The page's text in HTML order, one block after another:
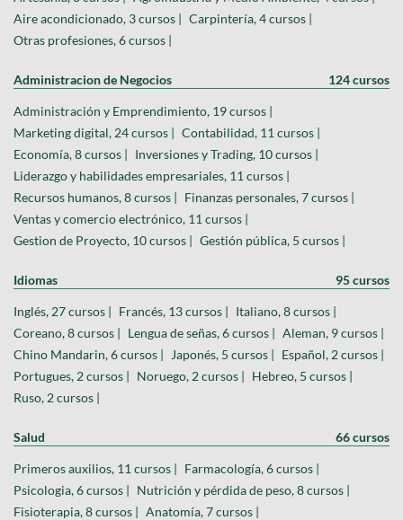
Aire acondicionado, 3 cursos | Carpintería, 4 cursos |
Otras profesiones, 6 cursos |
Administracion de Negocios 124 cursos
Administración y Emprendimiento, 19 cursos |
Marketing digital, 24 cursos | Contabilidad, 11 cursos |
Economía, 8 cursos | Inversiones y Trading, 10 cursos |
Liderazgo y habilidades empresariales, 11 cursos |
Recursos humanos, 8 cursos | Finanzas personales, 7 cursos |
Ventas y comercio electrónico, 11 cursos |
Gestion de Proyecto, 10 cursos | Gestión pública, 5 cursos |
Idiomas 95 cursos
Inglés, 27 cursos | Francés, 13 cursos | Italiano, 8 cursos |
Coreano, 8 cursos | Lengua de señas, 6 cursos | Aleman, 9 cursos |
Chino Mandarin, 6 cursos |
Japonés, 5 cursos | Español, 2 cursos |
Portugues, 2 cursos | Noruego, 2 cursos | Hebreo, 5 cursos |
Ruso, 2 cursos |
Salud 66 cursos
Primeros auxilios, 11 cursos | Farmacología, 6 cursos |
Psicologia, 6 cursos | Nutrición y pérdida de peso, 8 cursos |
Fisioterapia, 8 cursos | Anatomía, 7 cursos |